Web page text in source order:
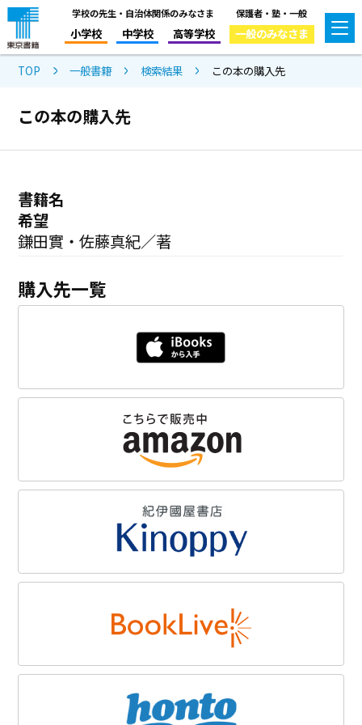
学校の先生・自治体関係のみなさま
小学校 中学校 高等学校
保護者・塾・一般
一般のみなさま
TOP 一般書籍 検索結果 この本の購入先
この本の購入先
書籍名
希望
鎌田實・佐藤真紀／著
購入先一覧